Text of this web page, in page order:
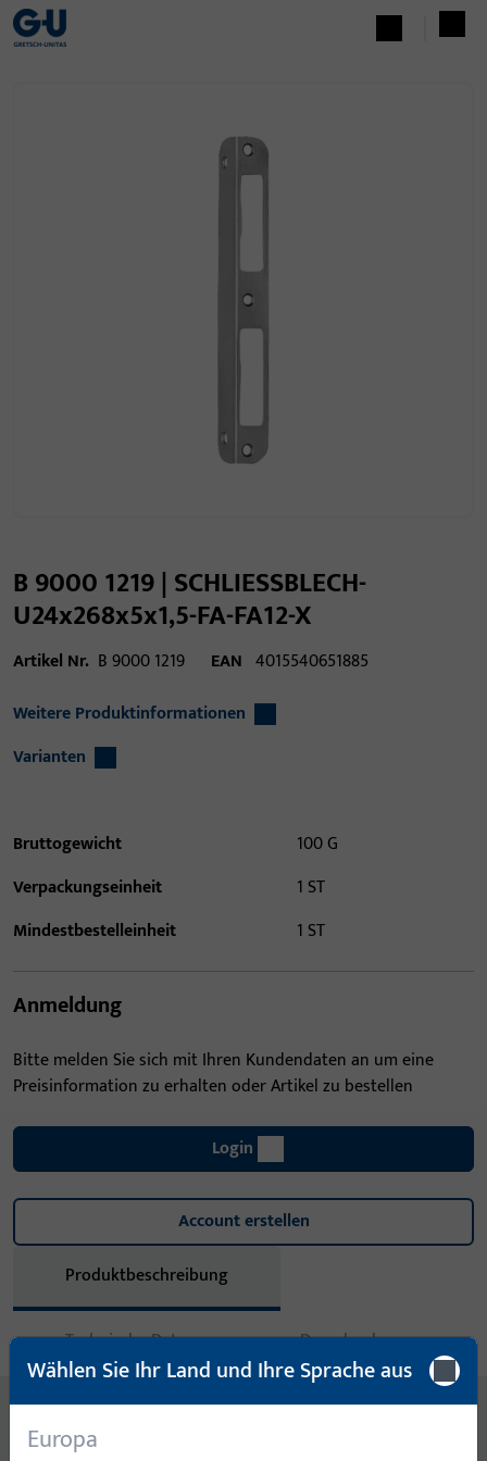
B 9000 1219 | SCHLIESSBLECH-
U24x268x5x1,5-FA-FA12-X
Artikel Nr. B 9000 1219 EAN 4015540651885
Weitere Produktinformationen
Varianten
Bruttogewicht
100 G
Verpackungseinheit
1 ST
Mindestbestelleinheit
1 ST
Anmeldung
Bitte melden Sie sich mit Ihren Kundendaten an um eine
Preisinformation zu erhalten oder Artikel zu bestellen
Login
Account erstellen
Produktbeschreibung
Technische Daten Downloads
Inhalt
U-SCHLIESSBLECH 24x268x5x1,5 MM, NICHTR. STAHL, ECKIG,
Wählen Sie Ihr Land und Ihre Sprache aus
Europa